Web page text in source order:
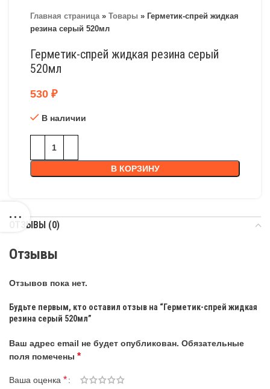
Главная страница» Товары » Герметик-спрей жидкая
резина серый 520мл
Герметик-спрей жидкая резина серый
520мл
530 ₽
В наличии
В КОРЗИНУ
ОТЗЫВЫ (0)
Отзывы
Отзывов пока нет.
Будьте первым, кто оставил отзыв на “Герметик-спрей жидкая
резина серый 520мл”
Ваш адрес email не будет опубликован. Обязательные
поля помечены *
Ваша оценка *